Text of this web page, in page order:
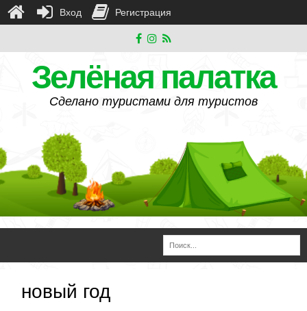
Зелёная палатка
Сделано туристами для туристов
новый год
Вход Регистрация